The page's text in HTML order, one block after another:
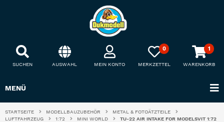
SUCHEN AUSWAHL MEIN KONTO
0
MERKZETTEL
1
WARENKORB
MENÜ
STARTSEITE MODELLBAUZUBEHÖR
METAL & FOTOÄTZTEILE
LUFTFAHRZEUG
1:72 MINI WORLD TU-22 AIR INTAKE FOR MODELSVIT 1:72